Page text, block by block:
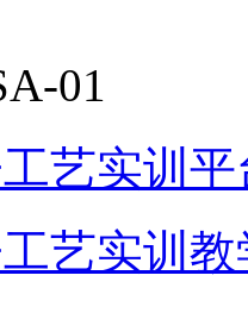
01
艺实训平
艺实训